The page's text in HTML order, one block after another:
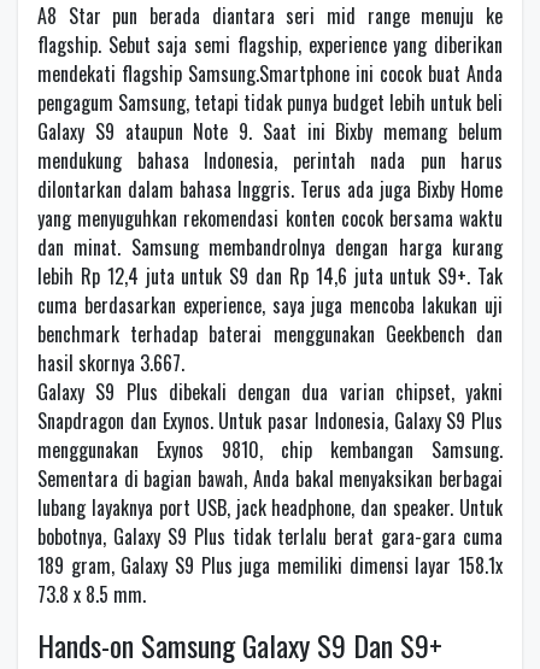
A8 Star pun berada diantara seri mid range menuju ke
flagship. Sebut saja semi flagship, experience yang diberikan
mendekati flagship Samsung.Smartphone ini cocok buat Anda
pengagum Samsung, tetapi tidak punya budget lebih untuk beli
Galaxy S9 ataupun Note 9. Saat ini Bixby memang belum
mendukung bahasa Indonesia, perintah nada pun harus
dilontarkan dalam bahasa Inggris. Terus ada juga Bixby Home
yang menyuguhkan rekomendasi konten cocok bersama waktu
dan minat. Samsung membandrolnya dengan harga kurang
lebih Rp 12,4 juta untuk S9 dan Rp 14,6 juta untuk S9+. Tak
cuma berdasarkan experience, saya juga mencoba lakukan uji
benchmark terhadap baterai menggunakan Geekbench dan
hasil skornya 3.667.
Galaxy S9 Plus dibekali dengan dua varian chipset, yakni
Snapdragon dan Exynos. Untuk pasar Indonesia, Galaxy S9 Plus
menggunakan Exynos 9810, chip kembangan Samsung.
Sementara di bagian bawah, Anda bakal menyaksikan berbagai
lubang layaknya port USB, jack headphone, dan speaker. Untuk
bobotnya, Galaxy S9 Plus tidak terlalu berat gara-gara cuma
189 gram, Galaxy S9 Plus juga memiliki dimensi layar 158.1x
73.8 x 8.5 mm.
Hands-on Samsung Galaxy S9 Dan S9+